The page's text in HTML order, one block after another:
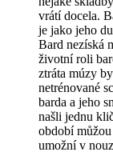
vrátí docela.
je jako jeho
Bard nezíská
životní roli
ztráta múzy
netrénované
barda a jeho
našli jednu
období
umožní v